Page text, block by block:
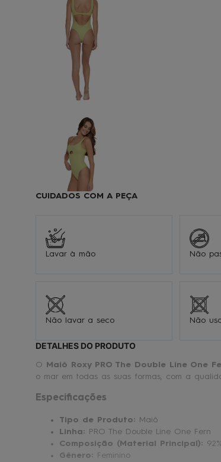
CUIDADOS COM A PEÇA
Lavar à mão Não
Não lavar a seco Não
DETALHES DO PRODUTO
O Maiô Roxy PRO The Double Line One
o mar em todas as suas formas, com a
Especificações
Tipo de Produto: Maiô
Linha: PRO The Double Line One Fern
Composição (Material Principal):
Gênero: Feminino